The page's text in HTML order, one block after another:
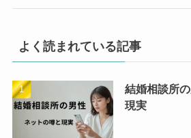
よく読まれている記事
結婚相談所
現実